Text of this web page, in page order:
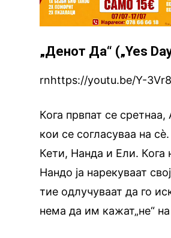
„Денот Да“ („Yes
rnhttps://youtu.be/Y-
Кога првпат се
кои се согласуваа на
Кети, Нанда и Ели. Кога
Нандо ја нарекуваат
тие одлучуваат да го
нема да им кажат„не“